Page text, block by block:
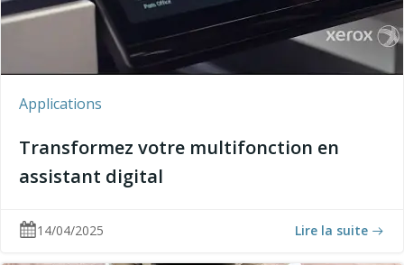
Applications
Transformez votre multifonction en
assistant digital
14/04/2025 Lire la suite